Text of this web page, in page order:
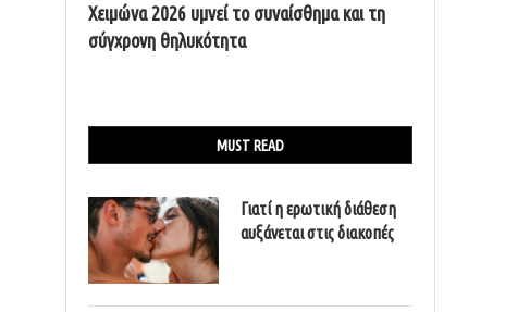
Χειμώνα 2026 υμνεί το συναίσθημα και τη
σύγχρονη θηλυκότητα
MUST READ
Γιατί η ερωτική διάθεση
αυξάνεται στις διακοπές